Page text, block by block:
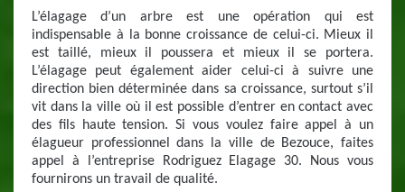
L’élagage d’un arbre est une opération qui est
indispensable à la bonne croissance de celui-ci. Mieux il
est taillé, mieux il poussera et mieux il se portera.
L’élagage peut également aider celui-ci à suivre une
direction bien déterminée dans sa croissance, surtout s’il
vit dans la ville où il est possible d’entrer en contact avec
des fils haute tension. Si vous voulez faire appel à un
élagueur professionnel dans la ville de Bezouce, faites
appel à l’entreprise Rodriguez Elagage 30. Nous vous
fournirons un travail de qualité.